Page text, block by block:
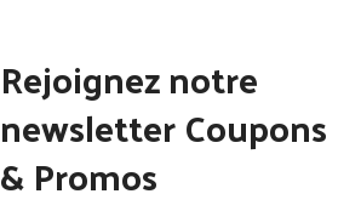
Rejoignez notre
newsletter Coupons
& Promos